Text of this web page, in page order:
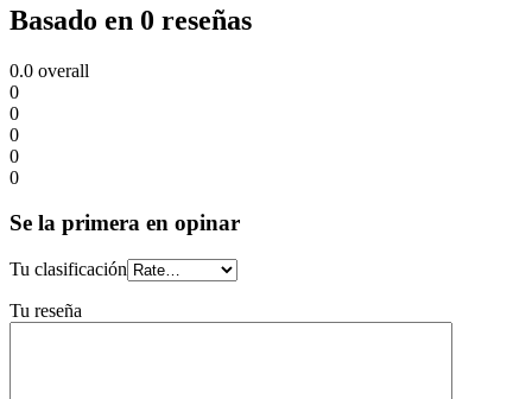
Basado en 0 reseñas
0.0 overall
0
0
0
0
0
Se la primera en opinar
Tu clasificación
Tu reseña